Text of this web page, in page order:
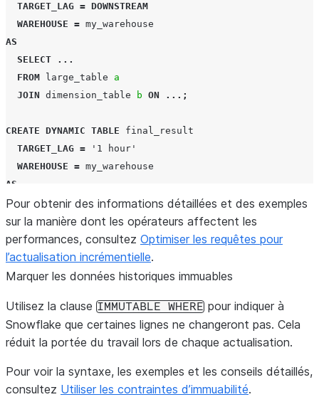
TARGET_LAG = DOWNSTREAM
WAREHOUSE = my_warehouse
AS
SELECT
...
FROM
large_table
a
JOIN dimension_table b ON ...;
CREATE DYNAMIC TABLE
final_result
TARGET_LAG =
'1 hour'
WAREHOUSE = my_warehouse
AS
SELECT ...
FROM intermediate_joined
JOIN another_table c ON ...
GROUP BY ...;
Pour obtenir des informations détaillées et des exemples
sur la manière dont les opérateurs affectent les
performances, consultez Optimiser les requêtes pour
l’actualisation incrémentielle.
Marquer les données historiques immuables
Utilisez la clause IMMUTABLE WHERE pour indiquer à
Snowflake que certaines lignes ne changeront pas. Cela
réduit la portée du travail lors de chaque actualisation.
Pour voir la syntaxe, les exemples et les conseils détaillés,
consultez Utiliser les contraintes d’immuabilité.